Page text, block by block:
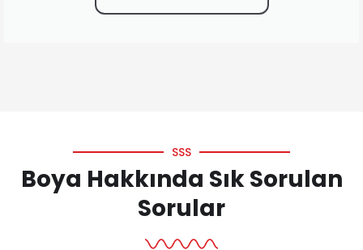
SSS
Boya Hakkında Sık Sorulan
Sorular